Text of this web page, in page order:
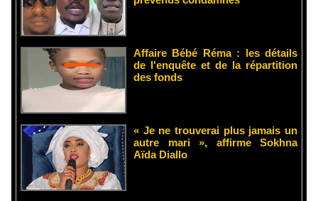
Affaire Bébé Réma : les détails
de l'enquête et de la répartition
des fonds
« Je ne trouverai plus jamais un
autre mari », affirme Sokhna
Aïda Diallo